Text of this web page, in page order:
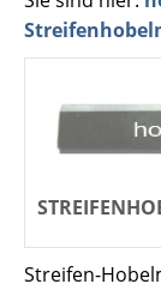
Streifen-